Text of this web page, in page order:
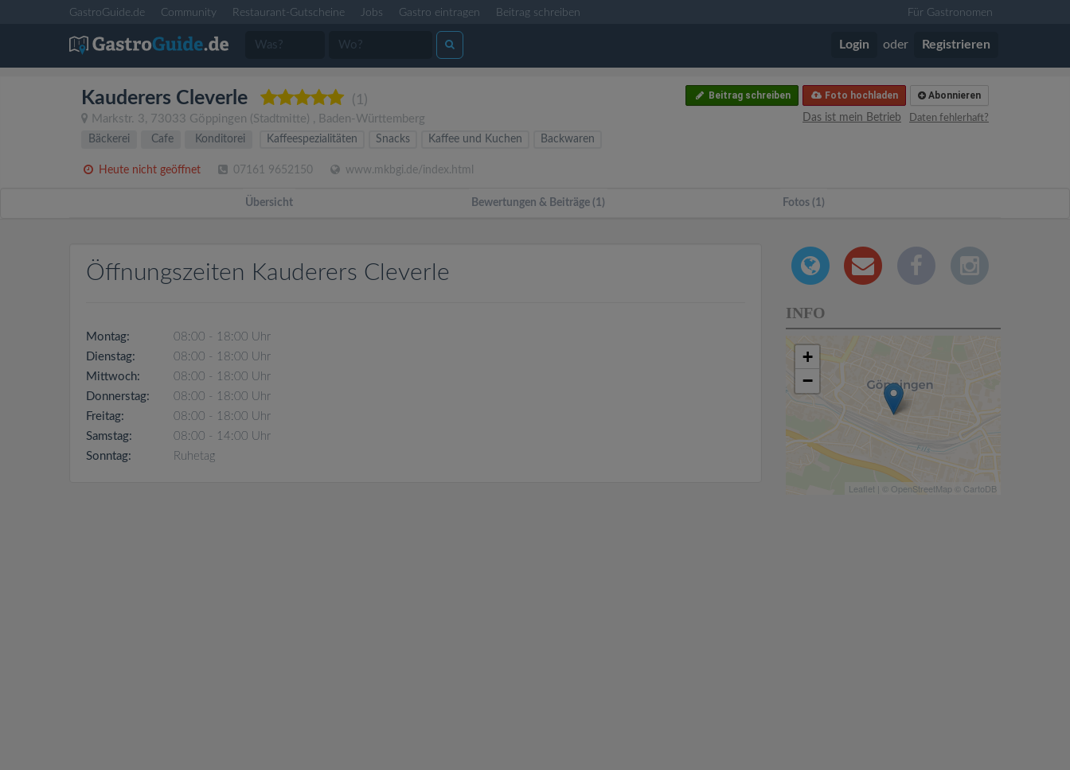
GastroGuide.de Community Restaurant-Gutscheine Jobs Gastro eintragen Beitrag schreiben Für Gastronomen
Login oder Registrieren
Kauderers Cleverle (1)
Markstr. 3, 73033 Göppingen (Stadtmitte) , Baden-Württemberg
Abonnieren
Foto hochladen
Beitrag schreiben
Daten fehlerhaft?
Das ist mein Betrieb
Bäckerei
Cafe Konditorei Kaffeespezialitäten Snacks Kaffee und Kuchen Backwaren
Heute nicht geöffnet 07161 9652150 www.mkbgi.de/index.html
Übersicht Bewertungen & Beiträge (1) Fotos (1)
Öffnungszeiten Kauderers Cleverle
Montag:
08:00 - 18:00 Uhr
Dienstag:
08:00 - 18:00 Uhr
Mittwoch:
08:00 - 18:00 Uhr
Donnerstag:
08:00 - 18:00 Uhr
Freitag:
08:00 - 18:00 Uhr
Samstag:
08:00 - 14:00 Uhr
Sonntag:
Ruhetag
INFO
+
−
Leaflet | © OpenStreetMap © CartoDB